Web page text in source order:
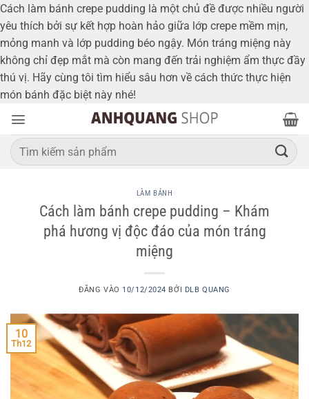
Cách làm bánh crepe pudding là một chủ đề được nhiều người
yêu thích bởi sự kết hợp hoàn hảo giữa lớp crepe mềm mịn,
mỏng manh và lớp pudding béo ngậy. Món tráng miệng này
không chỉ đẹp mắt mà còn mang đến trải nghiệm ẩm thực đầy
thú vị. Hãy cùng tôi tìm hiểu sâu hơn về cách thức thực hiện
món bánh đặc biệt này nhé!
qua
nội
Tìm
kiếm:
LÀM BÁNH
Cách làm bánh crepe pudding – Khám
phá hương vị độc đáo của món tráng
miệng
ĐĂNG VÀO 10/12/2024 BỞI DLB QUANG
10
Th12